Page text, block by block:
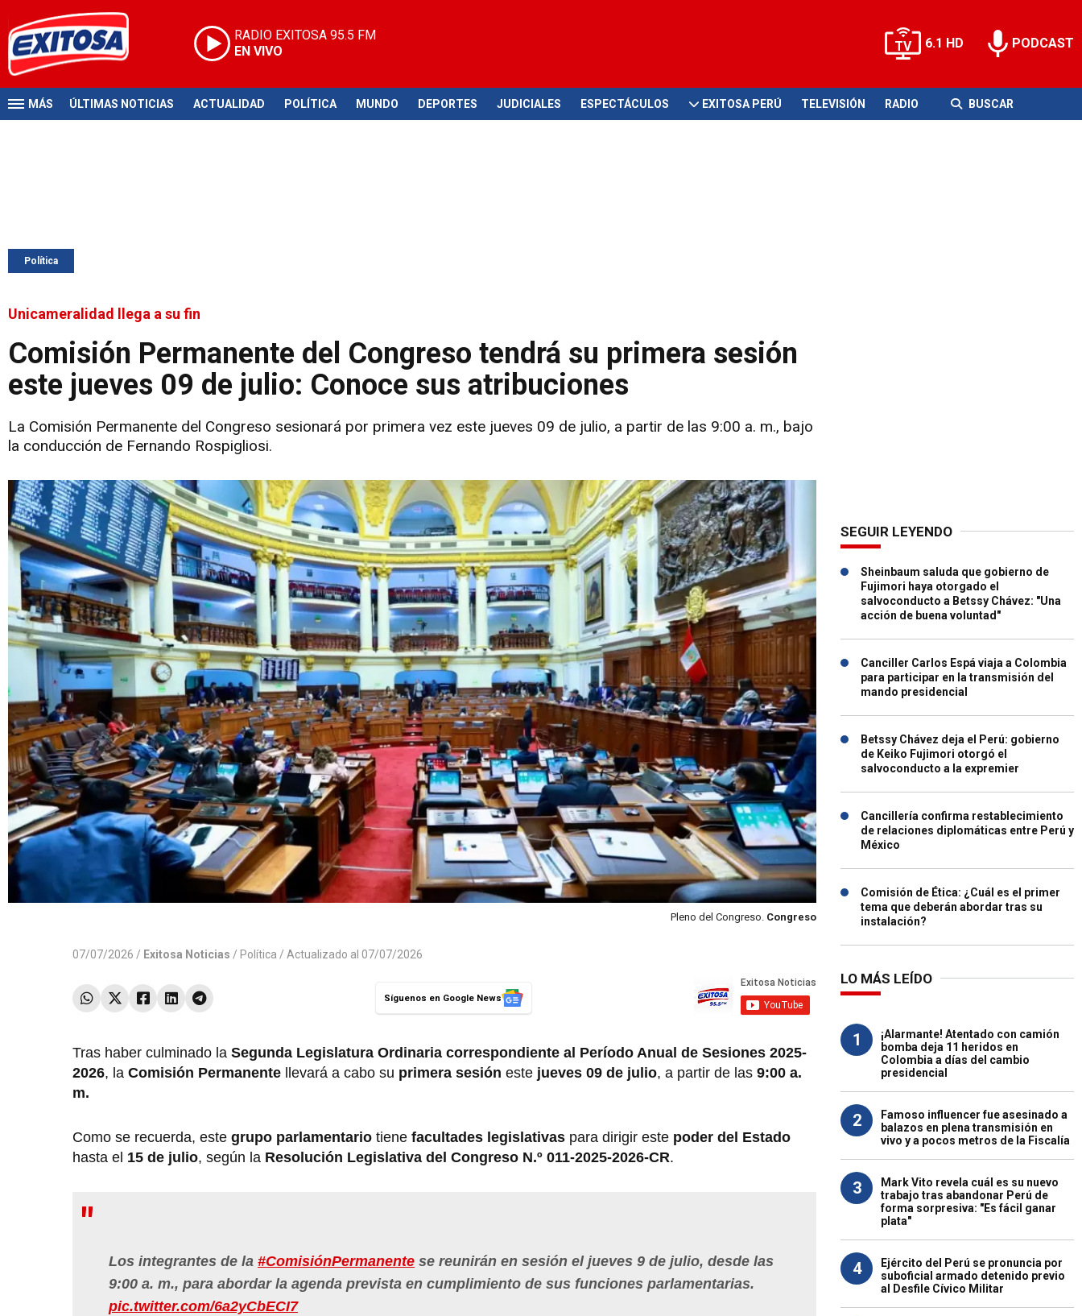
RADIO EXITOSA 95.5 FM
EN VIVO
6.1 HD PODCAST
MÁS ÚLTIMAS NOTICIAS ACTUALIDAD POLÍTICA MUNDO DEPORTES JUDICIALES ESPECTÁCULOS EXITOSA PERÚ TELEVISIÓN RADIO BUSCAR
Política
Unicameralidad llega a su fin
Comisión Permanente del Congreso tendrá su primera sesión
este jueves 09 de julio: Conoce sus atribuciones
La Comisión Permanente del Congreso sesionará por primera vez este jueves 09 de julio, a partir de las 9:00 a. m., bajo
la conducción de Fernando Rospigliosi.
Pleno del Congreso. Congreso
07/07/2026 / Exitosa Noticias / Política / Actualizado al 07/07/2026
Síguenos en Google News
Tras haber culminado la Segunda Legislatura Ordinaria correspondiente al Período Anual de Sesiones 2025-
2026, la Comisión Permanente llevará a cabo su primera sesión este jueves 09 de julio, a partir de las 9:00 a.
m.
Como se recuerda, este grupo parlamentario tiene facultades legislativas para dirigir este poder del Estado
hasta el 15 de julio, según la Resolución Legislativa del Congreso N.º 011-2025-2026-CR.
Los integrantes de la #ComisiónPermanente se reunirán en sesión el jueves 9 de julio, desde las
9:00 a. m., para abordar la agenda prevista en cumplimiento de sus funciones parlamentarias.
pic.twitter.com/6a2yCbECI7
SEGUIR LEYENDO
Sheinbaum saluda que gobierno de
Fujimori haya otorgado el
salvoconducto a Betssy Chávez: "Una
acción de buena voluntad"
Canciller Carlos Espá viaja a Colombia
para participar en la transmisión del
mando presidencial
Betssy Chávez deja el Perú: gobierno
de Keiko Fujimori otorgó el
salvoconducto a la expremier
Cancillería confirma restablecimiento
de relaciones diplomáticas entre Perú y
México
Comisión de Ética: ¿Cuál es el primer
tema que deberán abordar tras su
instalación?
LO MÁS LEÍDO
1
¡Alarmante! Atentado con camión
bomba deja 11 heridos en
Colombia a días del cambio
presidencial
2
Famoso influencer fue asesinado a
balazos en plena transmisión en
vivo y a pocos metros de la Fiscalía
3
Mark Vito revela cuál es su nuevo
trabajo tras abandonar Perú de
forma sorpresiva: "Es fácil ganar
plata"
4
Ejército del Perú se pronuncia por
suboficial armado detenido previo
al Desfile Cívico Militar